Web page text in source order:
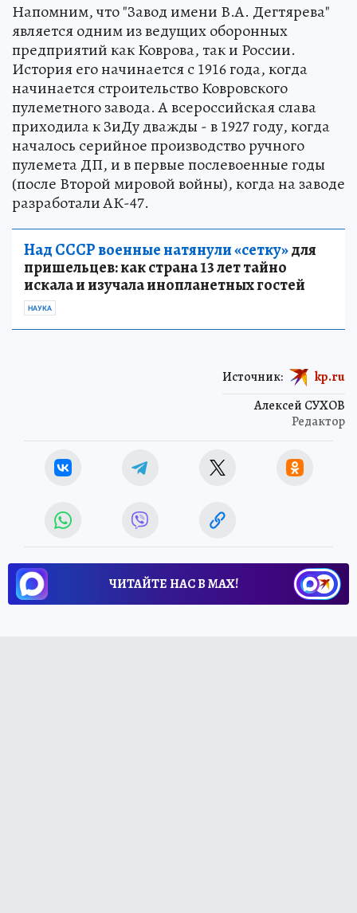
Напомним, что "Завод имени В.А. Дегтярева"
является одним из ведущих оборонных
предприятий как Коврова, так и России.
История его начинается с 1916 года, когда
начинается строительство Ковровского
пулеметного завода. А всероссийская слава
приходила к ЗиДу дважды - в 1927 году, когда
началось серийное производство ручного
пулемета ДП, и в первые послевоенные годы
(после Второй мировой войны), когда на заводе
разработали АК-47.
Над СССР военные натянули «сетку»для
пришельцев: как страна 13 лет тайно
искала и изучала инопланетных гостей
НАУКА
Алексей СУХОВ
Редактор
Источник: kp.ru
ЧИТАЙТЕ НАС В МАХ!